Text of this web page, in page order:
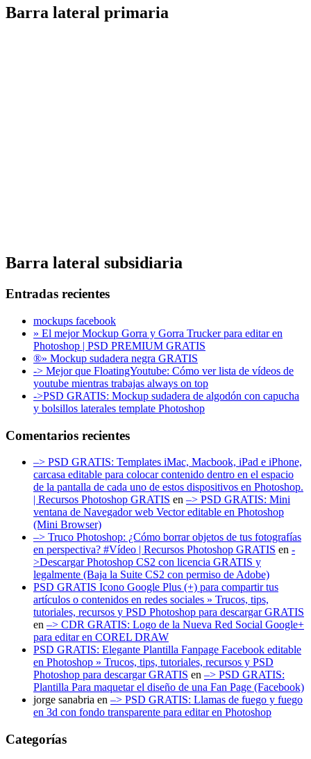
Barra lateral primaria
Barra lateral subsidiaria
Entradas recientes
mockups facebook
» El mejor Mockup Gorra y Gorra Trucker para editar en
Photoshop | PSD PREMIUM GRATIS
®» Mockup sudadera negra GRATIS
-> Mejor que FloatingYoutube: Cómo ver lista de vídeos de
youtube mientras trabajas always on top
->PSD GRATIS: Mockup sudadera de algodón con capucha
y bolsillos laterales template Photoshop
Comentarios recientes
–> PSD GRATIS: Templates iMac, Macbook, iPad e iPhone,
carcasa editable para colocar contenido dentro en el espacio
de la pantalla de cada uno de estos dispositivos en Photoshop.
| Recursos Photoshop GRATIS en –> PSD GRATIS: Mini
ventana de Navegador web Vector editable en Photoshop
(Mini Browser)
–> Truco Photoshop: ¿Cómo borrar objetos de tus fotografías
en perspectiva? #Vídeo | Recursos Photoshop GRATIS en -
>Descargar Photoshop CS2 con licencia GRATIS y
legalmente (Baja la Suite CS2 con permiso de Adobe)
PSD GRATIS Icono Google Plus (+) para compartir tus
artículos o contenidos en redes sociales » Trucos, tips,
tutoriales, recursos y PSD Photoshop para descargar GRATIS
en –> CDR GRATIS: Logo de la Nueva Red Social Google+
para editar en COREL DRAW
PSD GRATIS: Elegante Plantilla Fanpage Facebook editable
en Photoshop » Trucos, tips, tutoriales, recursos y PSD
Photoshop para descargar GRATIS en –> PSD GRATIS:
Plantilla Para maquetar el diseño de una Fan Page (Facebook)
jorge sanabria en –> PSD GRATIS: Llamas de fuego y fuego
en 3d con fondo transparente para editar en Photoshop
Categorías